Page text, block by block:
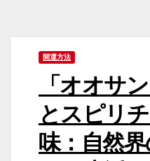
開運方法
「オオサ
とスピリ
味：自然